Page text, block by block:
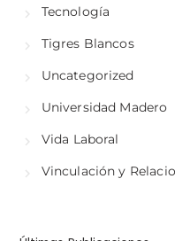
Tecnología
Tigres Blancos
Uncategorized
Universidad Madero
Vida Laboral
Vinculación y